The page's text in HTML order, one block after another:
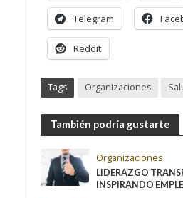
Telegram
Reddit
Tags Organizaciones
También podría gustarte
Organizaciones
LIDERAZGO
INSPIRANDO